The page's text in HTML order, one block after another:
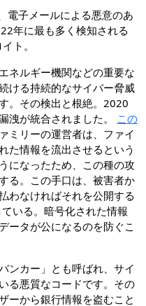
電子メールによる悪意のあ
年に最も多く検知される
ト。
ネルギー機関などの重要な
ける持続的なサイバー脅威
。その検出と根絶。2020
洩が統合されました。 この
ミリーの運営者は、ファイ
た情報を流出させるという
になったため、この種の攻
る。この手口は、被害者か
わなければそれを公開する
いる。暗号化された情報
ータが公になるのを防ぐこ
ンカー」とも呼ばれ、サイ
る悪質なコードです。その
ーから銀行情報を盗むこと